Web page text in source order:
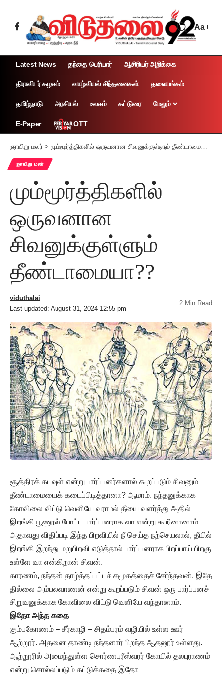
Aa
Latest News தந்தை பெரியார் ஆசிரியர் அறிக்கை
திராவிடர் கழகம் வாழ்வியல் சிந்தனைகள் தலையங்கம்
தமிழ்நாடு அரசியல் உலகம் கட்டுரை மேலும்
E-Paper OTT
ஞாயிறு மலர் > மும்மூர்த்திகளில் ஒருவனான சிவனுக்குள்ளும் தீண்டாமையா??
ஞாயிறு மலர்
மும்மூர்த்திகளில்
ஒருவனான
சிவனுக்குள்ளும்
தீண்டாமையா??
Last updated: August 31, 2024 12:55 pm
viduthalai
2 Min Read
சூத்திரக் கடவுள் என்று பார்ப்பனர்களால் கூறப்படும் சிவனும்
தீண்டாமையைக் கடைப்பிடித்தானா? ஆமாம். நந்தனுக்காக
கோவிலை விட்டு வெளியே வராமல் தீயை வளர்த்து அதில்
இறங்கி பூணூல் போட்ட பார்ப்பனராக வா என்று கூறினானாம்.
அதாவது விதிப்படி இந்த பிறவியில் நீ செய்த நற்செயலால், தீயில்
இறங்கி இறந்து மறுபிறவி எடுத்தால் பார்ப்பனராக பிறப்பாய் பிறகு
உள்ளே வா என்கிறான் சிவன்.
காரணம், நந்தன் தாழ்த்தப்பட்டச் சமூகத்தைச் சேர்ந்தவன். இதே
தில்லை அம்பலவாணன் என்று கூறப்படும் சிவன் ஒரு பார்ப்பனச்
சிறுவனுக்காக கோவிலை விட்டு வெளியே வந்தானாம்.
இதோ அந்த கதை
கும்பகோணம் – சீர்காழி – சிதம்பரம் வழியில் உள்ள ஊர்
ஆற்றூர். அதனை தாண்டி நந்தனார் பிறந்த ஆதனூர் உள்ளது.
ஆற்றூரில் அமைந்துள்ள சொர்ணபுரீஸ்வரர் கோயில் தலபுராணம்
என்று சொல்லப்படும் கட்டுக்கதை இதோ